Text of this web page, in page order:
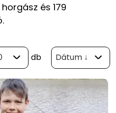
és 179
db Dátum ↓